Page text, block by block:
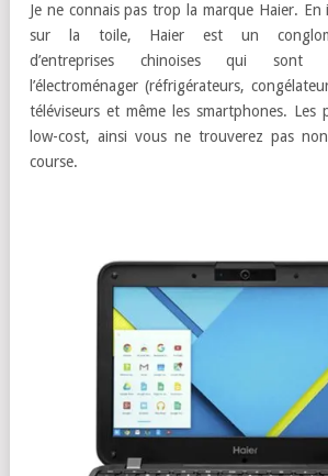
Je ne connais pas trop la marque Haier.
sur la toile, Haier est un
d’entreprises chinoises qui sont
l’électroménager (réfrigérateurs,
téléviseurs et même les smartphones.
low-cost, ainsi vous ne trouverez pas
course.